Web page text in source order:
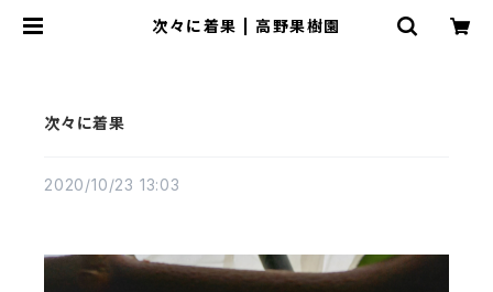
次々に着果 | 高野果樹園
次々に着果
2020/10/23 13:03